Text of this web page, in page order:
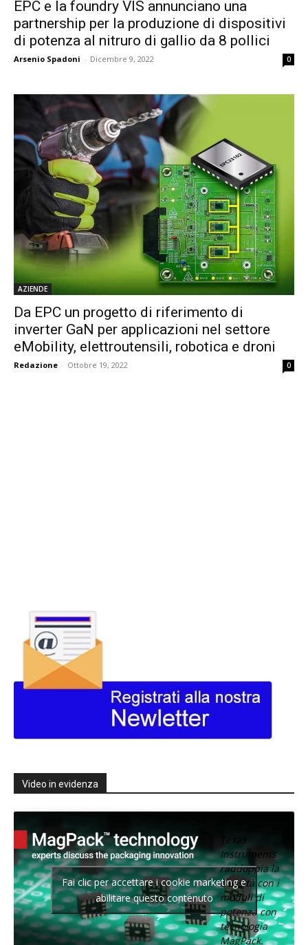
EPC e la foundry VIS annunciano una
partnership per la produzione di dispositivi
di potenza al nitruro di gallio da 8 pollici
Arsenio Spadoni - Dicembre 9, 2022 0
AZIENDE
Da EPC un progetto di riferimento di
inverter GaN per applicazioni nel settore
eMobility, elettroutensili, robotica e droni
Redazione - Ottobre 19, 2022 0
Video in evidenza
Texas
Instruments
raddoppia la
densità con i
moduli di
potenza con
tecnologia
MagPack.
Fai clic per accettare i cookie marketing e
abilitare questo contenuto